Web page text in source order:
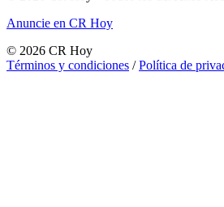
Anuncie en CR Hoy
© 2026 CR Hoy
Términos y condiciones /Política de